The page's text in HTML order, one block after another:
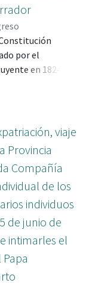
del reo,
el delito
y las
por el
en 1824, es
previos a la
de un
sentara las bases
Por la única
puede
de la
el 4 de
de
elementos
de trabajo
o
de
viaje
Provincia
Compañía
de los
individuos
de junio de
intimarles el